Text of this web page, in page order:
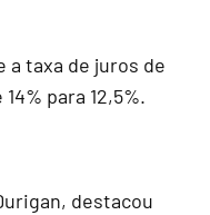
a taxa de juros de
para 12,5%.
destacou